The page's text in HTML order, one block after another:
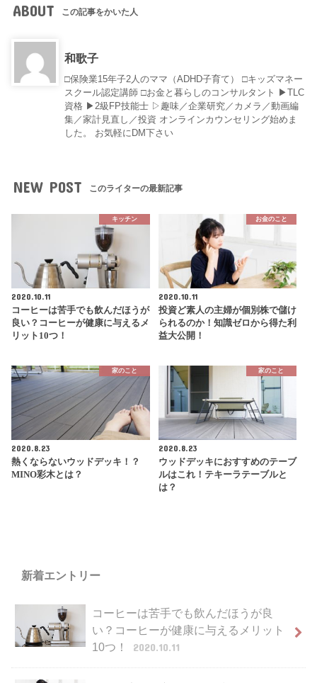
ABOUT この記事をかいた人
和歌子
□保険業15年子2人のママ（ADHD子育て） □キッズマネー
スクール認定講師 □お金と暮らしのコンサルタント ▶︎TLC
資格 ▶︎2級FP技能士 ▷趣味／企業研究／カメラ／動画編
集／家計見直し／投資 オンラインカウンセリング始めま
した。 お気軽にDM下さい
NEW POST このライターの最新記事
キッチン
2020.10.11
コーヒーは苦手でも飲んだほうが
良い？コーヒーが健康に与えるメ
リット10つ！
お金のこと
2020.10.11
投資ど素人の主婦が個別株で儲け
られるのか！知識ゼロから得た利
益大公開！
家のこと
2020.8.23
熱くならないウッドデッキ！？
MINO彩木とは？
家のこと
2020.8.23
ウッドデッキにおすすめのテーブ
ルはこれ！テキーラテーブルと
は？
新着エントリー
コーヒーは苦手でも飲んだほうが良
い？コーヒーが健康に与えるメリット
10つ！
2020.10.11